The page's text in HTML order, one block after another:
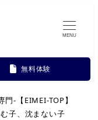
無料体験
MENU
-【EIMEI-TOP】
子、沈まない子